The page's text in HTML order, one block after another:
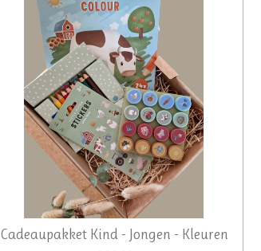
Cadeaupakket Kind - Jongen - Kleuren